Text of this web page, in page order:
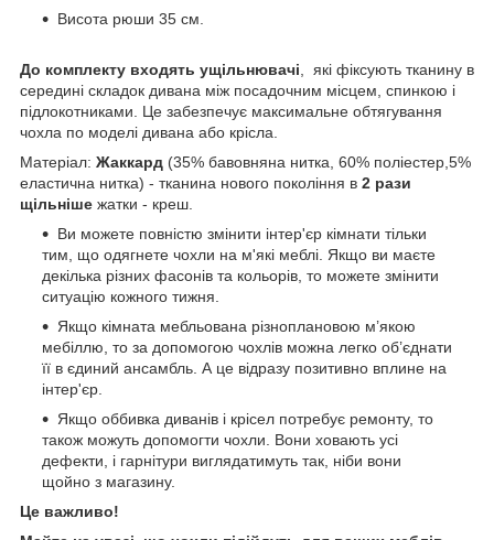
Висота рюши 35 см.
До комплекту входять ущільнювачі, які фіксують тканину в
середині складок дивана між посадочним місцем, спинкою і
підлокотниками. Це забезпечує максимальне обтягування
чохла по моделі дивана або крісла.
Матеріал: Жаккард (35% бавовняна нитка, 60% поліестер,5%
еластична нитка) - тканина нового покоління в 2 рази
щільніше жатки - креш.
Ви можете повністю змінити інтер'єр кімнати тільки
тим, що одягнете чохли на м'які меблі. Якщо ви маєте
декілька різних фасонів та кольорів, то можете змінити
ситуацію кожного тижня.
Якщо кімната мебльована різноплановою м’якою
мебіллю, то за допомогою чохлів можна легко об’єднати
її в єдиний ансамбль. А це відразу позитивно вплине на
інтер'єр.
Якщо оббивка диванів і крісел потребує ремонту, то
також можуть допомогти чохли. Вони ховають усі
дефекти, і гарнітури виглядатимуть так, ніби вони
щойно з магазину.
Це важливо!